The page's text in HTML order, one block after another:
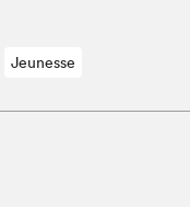
Jeunesse